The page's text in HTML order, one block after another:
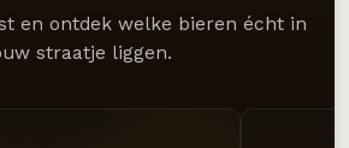
en ontdek welke bieren écht in
straatje liggen.